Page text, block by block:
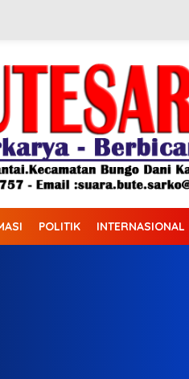
POLITIK INTERNASIONAL